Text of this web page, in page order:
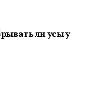
ли усы у